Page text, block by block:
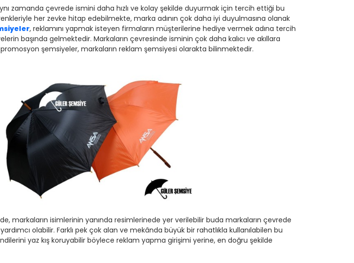
zamanda çevrede ismini daha hızlı ve kolay şekilde duyurmak için tercih ettiği bu
her zevke hitap edebilmekte, marka adının çok daha iyi duyulmasına olanak
, reklamını yapmak isteyen firmaların müşterilerine hediye vermek adına tercih
başında gelmektedir. Markaların çevresinde isminin çok daha kalıcı ve akıllara
promosyon şemsiyeler, markaların reklam şemsiyesi olarakta bilinmektedir.
markaların isimlerinin yanında resimlerinede yer verilebilir buda markaların çevrede
olabilir. Farklı pek çok alan ve mekânda büyük bir rahatlıkla kullanılabilen bu
yaz kış koruyabilir böylece reklam yapma girişimi yerine, en doğru şekilde